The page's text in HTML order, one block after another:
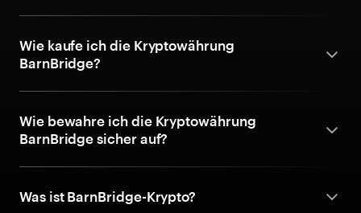
Wie kaufe ich die Kryptowährung
BarnBridge?
Wie bewahre ich die Kryptowährung
BarnBridge sicher auf?
Was ist BarnBridge-Krypto?